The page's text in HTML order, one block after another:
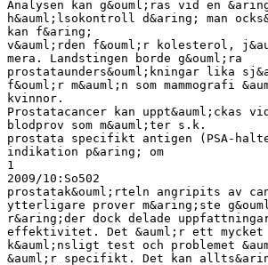
Analysen kan g&ouml;ras vid en
h&auml;lsokontroll d&aring; man
kan f&aring;
v&auml;rden f&ouml;r kolesterol,
mera. Landstingen borde g&ouml;ra
prostataunders&ouml;kningar lika
f&ouml;r m&auml;n som mammografi
kvinnor.
Prostatacancer kan uppt&auml;ckas
blodprov som m&auml;ter s.k.
prostata specifikt antigen (PSA-
indikation p&aring; om
1
2009/10:So502
prostatak&ouml;rteln angripits av
ytterligare prover m&aring;ste
r&aring;der dock delade
effektivitet. Det &auml;r ett mycket
k&auml;nsligt test och problemet
&auml;r specifikt. Det kan